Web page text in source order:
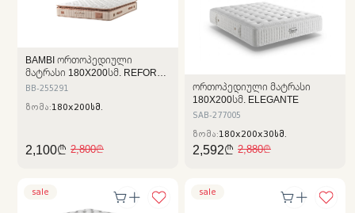
BAMBI ᲝᲠᲗᲝᲞᲔᲓᲘᲣᲚᲘ
ᲛᲐᲢᲠᲐᲡᲘ 180X200ᲡᲛ. REFORM
THERAPY
BB-255291
ზომა:180x200სმ.
2,100₾ 2,800₾
ᲝᲠᲗᲝᲞᲔᲓᲘᲣᲚᲘ ᲛᲐᲢᲠᲐᲡᲘ
180X200ᲡᲛ. ELEGANTE
SAB-277005
ზომა:180x200x30სმ.
2,592₾ 2,880₾
sale sale